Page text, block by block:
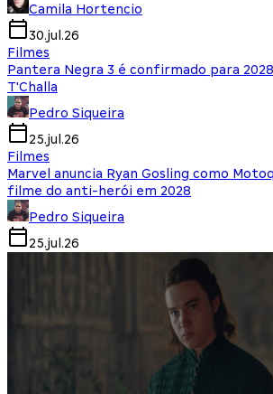
Camila Hortencio
30.jul.26
Filmes
Pantera Negra 3 é confirmado para
T'Challa
Pedro Siqueira
25.jul.26
Filmes
Marvel anuncia Ryan Gosling como
filme do anti-herói em 2028
Pedro Siqueira
25.jul.26